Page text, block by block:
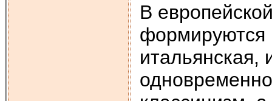
В
формируются
итальянская,